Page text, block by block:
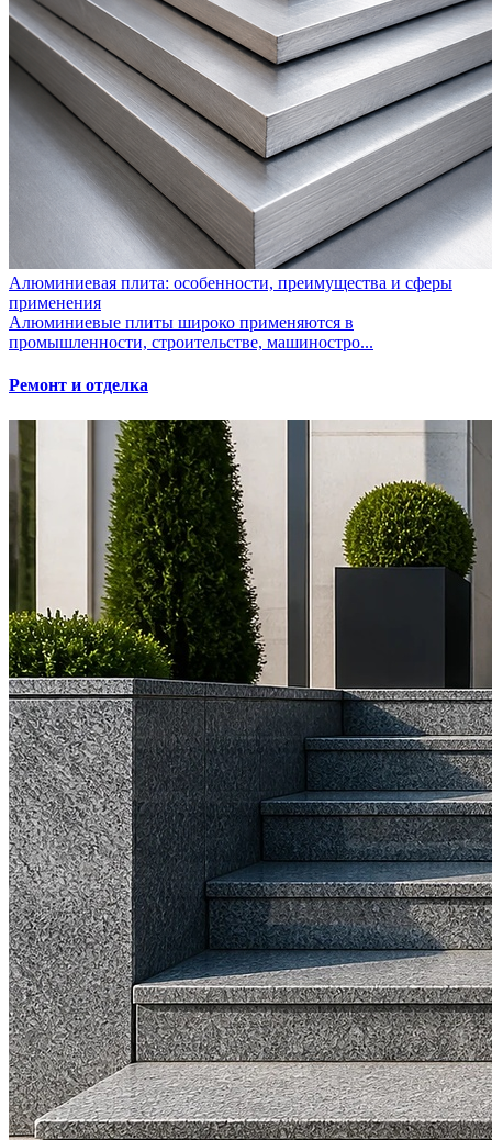
Алюминиевая плита: особенности, преимущества и сферы
применения
Алюминиевые плиты широко применяются в
промышленности, строительстве, машиностро...
Ремонт и отделка